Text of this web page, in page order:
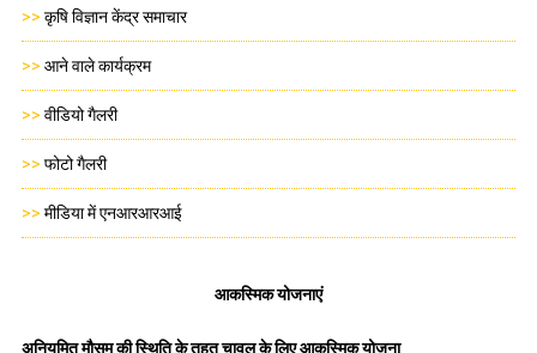
>> कृषि विज्ञान केंद्र समाचार
>> आने वाले कार्यक्रम
>> वीडियो गैलरी
>> फोटो गैलरी
>> मीडिया में एनआरआरआई
आकस्मिक योजनाएं
अनियमित मौसम की स्थिति के तहत चावल के लिए आकस्मिक योजना